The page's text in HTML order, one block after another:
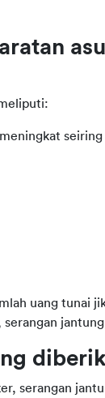
uang tunai
serangan